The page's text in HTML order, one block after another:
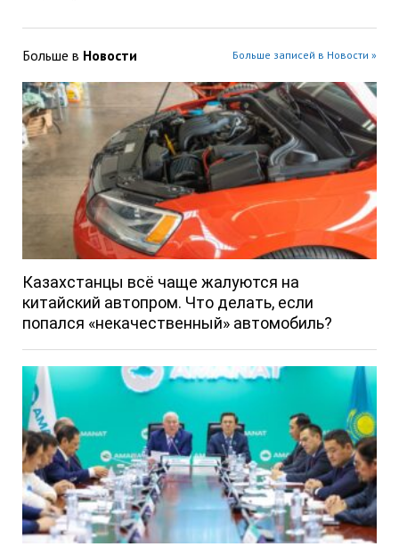
Больше в Новости Больше записей в Новости »
Казахстанцы всё чаще жалуются на
китайский автопром. Что делать, если
попался «некачественный» автомобиль?